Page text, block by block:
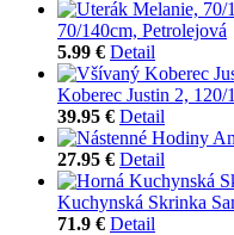
70/140cm, Petrolejová
5.99 € Detail
Koberec Justin 2, 120/
39.95 € Detail
27.95 € Detail
Kuchynská Skrinka
71.9 € Detail